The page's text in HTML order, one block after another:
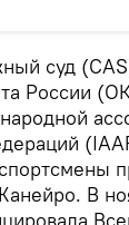
суд
России
В